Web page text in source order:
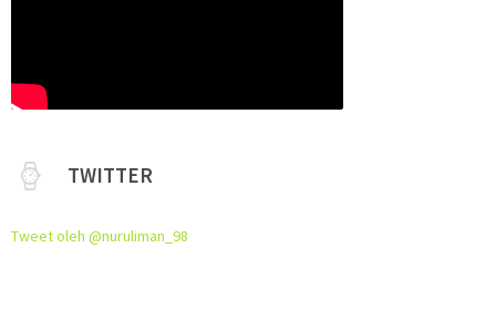
TWITTER
Tweet oleh @nuruliman_98